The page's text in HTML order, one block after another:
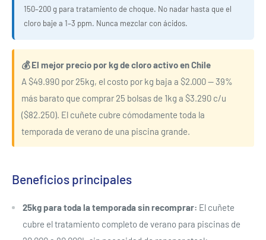
150–200 g para tratamiento de choque. No nadar hasta que el
cloro baje a 1–3 ppm. Nunca mezclar con ácidos.
💰 El mejor precio por kg de cloro activo en Chile
A $49.990 por 25kg, el costo por kg baja a $2.000 — 39%
más barato que comprar 25 bolsas de 1kg a $3.290 c/u
($82.250). El cuñete cubre cómodamente toda la
temporada de verano de una piscina grande.
Beneficios principales
25kg para toda la temporada sin recomprar: El cuñete
cubre el tratamiento completo de verano para piscinas de